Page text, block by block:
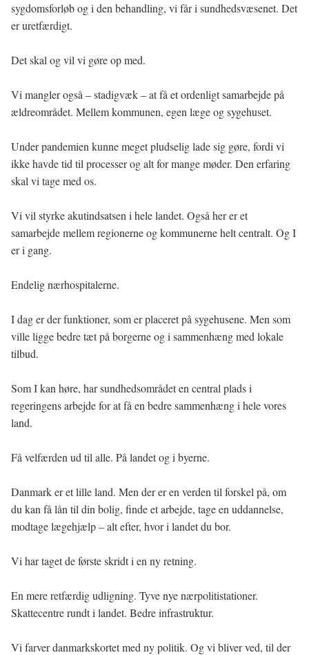
sygdomsforløb og i den behandling, vi får i sundhedsvæsenet. Det
er uretfærdigt.
Det skal og vil vi gøre op med.
Vi mangler også – stadigvæk – at få et ordenligt samarbejde på
ældreområdet. Mellem kommunen, egen læge og sygehuset.
Under pandemien kunne meget pludselig lade sig gøre, fordi vi
ikke havde tid til processer og alt for mange møder. Den erfaring
skal vi tage med os.
Vi vil styrke akutindsatsen i hele landet. Også her er et
samarbejde mellem regionerne og kommunerne helt centralt. Og I
er i gang.
Endelig nærhospitalerne.
I dag er der funktioner, som er placeret på sygehusene. Men som
ville ligge bedre tæt på borgerne og i sammenhæng med lokale
tilbud.
Som I kan høre, har sundhedsområdet en central plads i
regeringens arbejde for at få en bedre sammenhæng i hele vores
land.
Få velfærden ud til alle. På landet og i byerne.
Danmark er et lille land. Men der er en verden til forskel på, om
du kan få lån til din bolig, finde et arbejde, tage en uddannelse,
modtage lægehjælp – alt efter, hvor i landet du bor.
Vi har taget de første skridt i en ny retning.
En mere retfærdig udligning. Tyve nye nærpolitistationer.
Skattecentre rundt i landet. Bedre infrastruktur.
Vi farver danmarkskortet med ny politik. Og vi bliver ved, til der